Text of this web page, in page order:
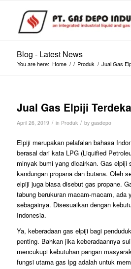
Blog - Latest News
You are here: Home / / Produk / Jual Gas
Jual Gas Elpiji
April 26, 2019 / in Produk / by gasdepo
Elpiji merupakan pelafalan bahasa
berasal dari kata LPG (Liquified
minyak bumi yang dicairkan. Gas elpiji
kandungan propana dan butana. Oleh
elpiji juga biasa disebut gas propane.
tabung berukuran macam-macam, ada
sebagainya. Disesuaikan dengan
Indonesia.
Ya, keberadaan gas elpiji bagi
penting. Bahkan jika keberadaannya
mencukupi kebutuhan pangan
fungsi utama gas lpg adalah untuk